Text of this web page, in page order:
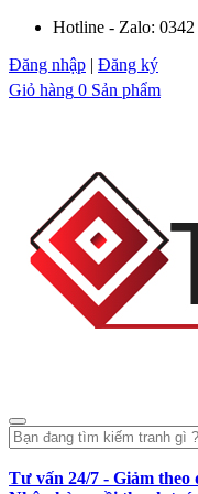
Hotline - Zalo:
Đăng nhập | Đăng ký
Giỏ hàng 0 Sản phẩm
Tư vấn 24/7 - Giảm theo